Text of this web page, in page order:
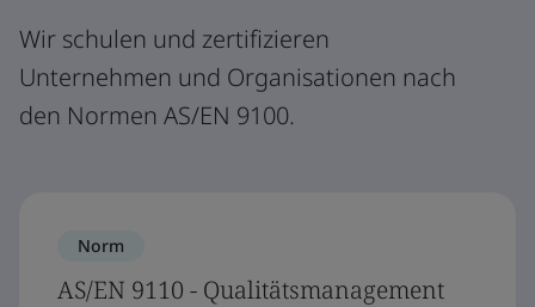
Wir schulen und zertifizieren
Unternehmen und Organisationen nach
den Normen AS/EN 9100.
Norm
AS/EN 9110 - Qualitätsmanagement